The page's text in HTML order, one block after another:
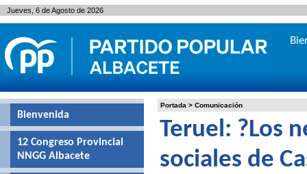
Portada > Comunicación
Teruel: ?Los
sociales de
Bienvenida
12 Congreso Provincial
NNGG Albacete
Jueves, 6 de Agosto de 2026